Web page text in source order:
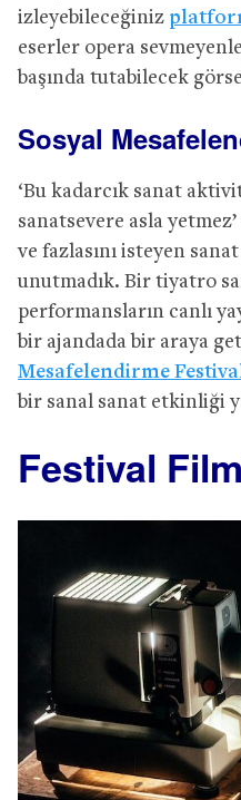
izleyebileceğiniz
eserler opera
başında tutabilecek
Sosyal
‘Bu kadarcık sanat
sanatsevere asla
ve fazlasını isteyen
unutmadık. Bir tiyatro
performansların canlı
bir ajandada bir araya
Mesafelendirme
bir sanal sanat etkinliği
Festival